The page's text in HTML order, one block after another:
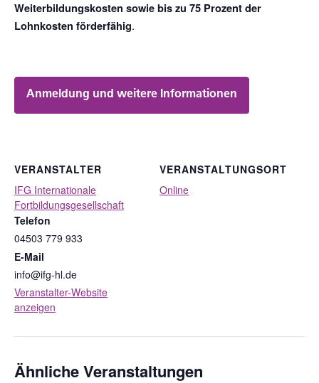
Weiterbildungskosten sowie bis zu 75 Prozent der
Lohnkosten förderfähig.
Anmeldung und weitere Informationen
VERANSTALTUNGSORT
Online
VERANSTALTER
IFG Internationale
Fortbildungsgesellschaft
Telefon
04503 779 933
E-Mail
info@ifg-hl.de
Veranstalter-Website
anzeigen
Ähnliche Veranstaltungen